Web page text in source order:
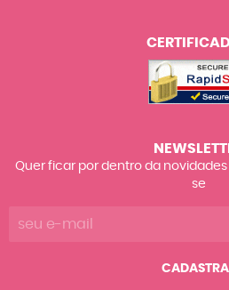
Quer ficar por dentro da
se